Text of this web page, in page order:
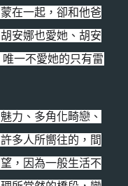
在一起，卻和他爸
安娜也愛她、胡安
唯一不愛她的只有雷
力、多角化畸戀、
多人所嚮往的， 間
， 因為一般生活不